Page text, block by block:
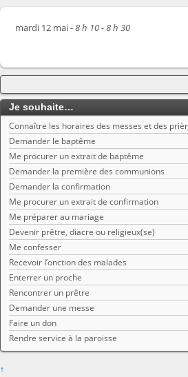
mardi 12 mai -8 h 10 - 8 h 30
Je souhaite…
Connaître les horaires des messes et des
Demander le baptême
Me procurer un extrait de baptême
Demander la première des communions
Demander la confirmation
Me procurer un extrait de confirmation
Me préparer au mariage
Devenir prêtre, diacre ou religieux(se)
Me confesser
Recevoir l’onction des malades
Enterrer un proche
Rencontrer un prêtre
Demander une messe
Faire un don
Rendre service à la paroisse
↑